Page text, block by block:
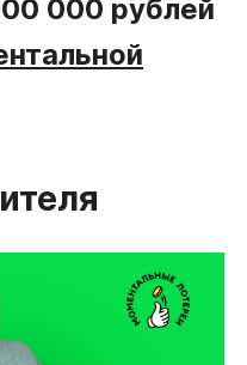
000 рублей